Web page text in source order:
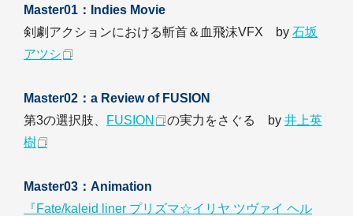
Master01：Indies Movie
剣劇アクションにおける斬首＆血飛沫VFX by 石坂
アツシ
Master02：a Review of FUSION
第3の選択肢、
FUSION の実力をさぐる by 井上英
樹
Master03：Animation
『Fate/kaleid liner プリズマ☆イリヤ ツヴァイ ヘル